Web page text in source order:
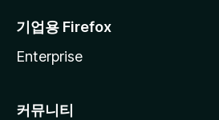
기업용 Firefox
Enterprise
커뮤니티